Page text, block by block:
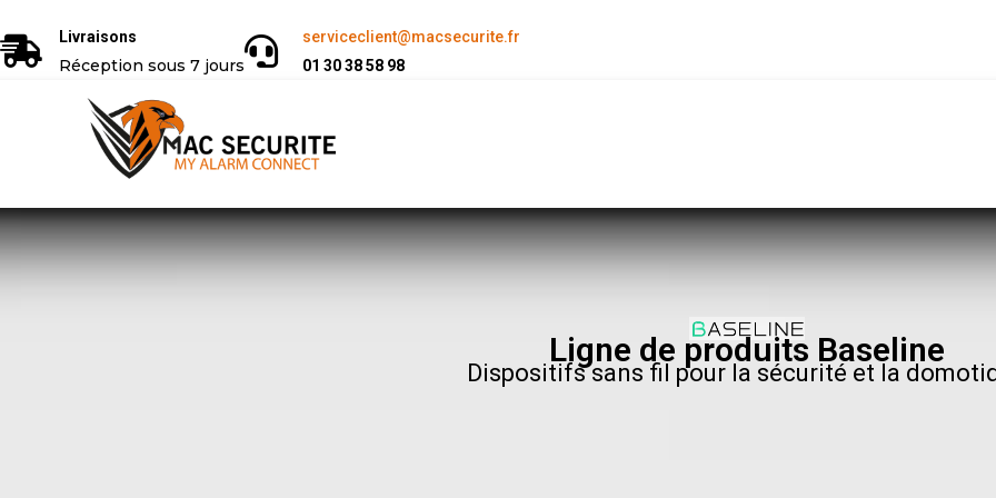
Livraisons
Réception sous 7 jours
serviceclient@macsecurite.fr
01 30 38 58 98
Ligne de produits Baseline
Dispositifs sans fil pour la sécurité et la